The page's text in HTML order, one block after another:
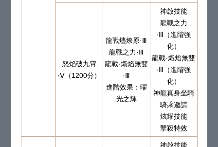
怒焰破九霄
·Ⅴ（1200分）
龍戰燼燎原·Ⅲ
龍戰之力·Ⅲ
龍戰·熾焰無雙
·Ⅲ
進階效果：曜
光之輝
神啟技能
龍戰之力
·Ⅲ（進階強
化）
龍戰·熾焰無雙
·Ⅲ（進階強
化）
神龍真身坐騎
騎乘邀請
炫耀技能
擊殺特效
神啟技能